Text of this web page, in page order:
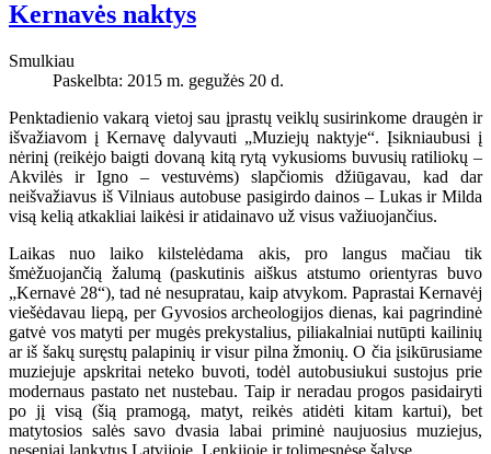
Kernavės naktys
Smulkiau
Paskelbta: 2015 m. gegužės 20 d.
Penktadienio vakarą vietoj sau įprastų veiklų susirinkome draugėn ir
išvažiavom į Kernavę dalyvauti „Muziejų naktyje“. Įsikniaubusi į
nėrinį (reikėjo baigti dovaną kitą rytą vykusioms buvusių ratiliokų –
Akvilės ir Igno – vestuvėms) slapčiomis džiūgavau, kad dar
neišvažiavus iš Vilniaus autobuse pasigirdo dainos – Lukas ir Milda
visą kelią atkakliai laikėsi ir atidainavo už visus važiuojančius.
Laikas nuo laiko kilstelėdama akis, pro langus mačiau tik
šmėžuojančią žalumą (paskutinis aiškus atstumo orientyras buvo
„Kernavė 28“), tad nė nesupratau, kaip atvykom. Paprastai Kernavėj
viešėdavau liepą, per Gyvosios archeologijos dienas, kai pagrindinė
gatvė vos matyti per mugės prekystalius, piliakalniai nutūpti kailinių
ar iš šakų suręstų palapinių ir visur pilna žmonių. O čia įsikūrusiame
muziejuje apskritai neteko buvoti, todėl autobusiukui sustojus prie
modernaus pastato net nustebau. Taip ir neradau progos pasidairyti
po jį visą (šią pramogą, matyt, reikės atidėti kitam kartui), bet
matytosios salės savo dvasia labai priminė naujuosius muziejus,